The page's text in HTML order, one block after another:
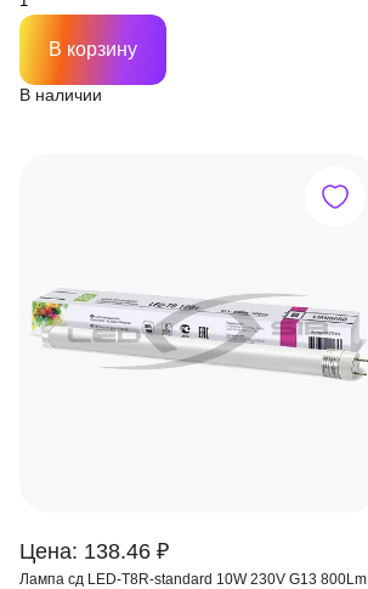
В наличии
В корзину
Цена: 138.46 ₽
Лампа сд LED-T8R-standard 10W 230V G13 800Lm